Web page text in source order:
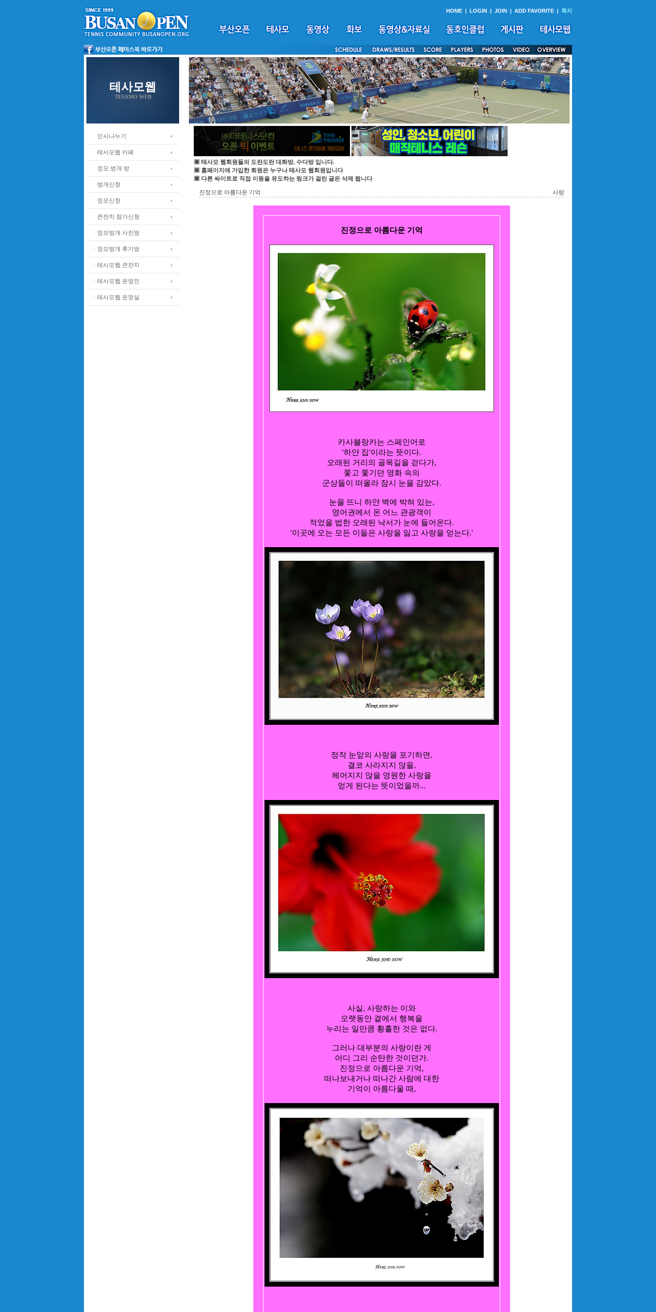
HOME | LOGIN | JOIN | ADD FAVORITE | 쪽지
테사모웹
TESAMO WEB
ㆍ인사나누기
ㆍ테사모웹 카페
ㆍ정모 벙개 방
ㆍ벙개신청
ㆍ정모신청
ㆍ큰잔치 참가신청
ㆍ정모벙개 사진방
ㆍ정모벙개 후기방
ㆍ테사모웹 큰잔치
ㆍ테사모웹 운영진
ㆍ테사모웹 운영실
▣ 테사모 웹회원들의 도란도란 대화방, 수다방 입니다.
▣ 홈페이지에 가입한 회원은 누구나 테사모 웹회원입니다
▣ 다른 싸이트로 직접 이동을 유도하는 링크가 걸린 글은 삭제 됩니다
진정으로 아름다운 기억
사랑
진정으로 아름다운 기억
카사블랑카는 스페인어로
'하얀 집'이라는 뜻이다.
오래된 거리의 골목길을 걷다가,
쫓고 쫓기던 영화 속의
군상들이 떠올라 잠시 눈을 감았다.
눈을 뜨니 하얀 벽에 박혀 있는,
영어권에서 온 어느 관광객이
적었을 법한 오래된 낙서가 눈에 들어온다.
'이곳에 오는 모든 이들은 사랑을 잃고 사랑을 얻는다.'
정작 눈앞의 사랑을 포기하면,
결코 사라지지 않을,
헤어지지 않을 영원한 사랑을
얻게 된다는 뜻이었을까...
사실, 사랑하는 이와
오랫동안 곁에서 행복을
누리는 일만큼 황홀한 것은 없다.
그러나 대부분의 사랑이란 게
어디 그리 순탄한 것이던가.
진정으로 아름다운 기억,
떠나보내거나 떠나간 사람에 대한
기억이 아름다울 때,